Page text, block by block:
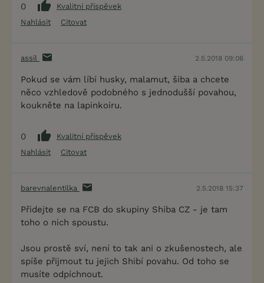
0
Kvalitní příspěvek
Nahlásit
Citovat
assil 2.5.2018 09:06
Pokud se vám líbí husky, malamut, šiba a chcete
něco vzhledově podobného s jednodušší povahou,
koukněte na lapinkoiru.
0
Kvalitní příspěvek
Nahlásit
Citovat
barevnalentilka 2.5.2018 15:37
Přidejte se na FCB do skupiny Shiba CZ - je tam
toho o nich spoustu.
Jsou prostě sví, není to tak ani o zkušenostech, ale
spíše přijmout tu jejich Shibí povahu. Od toho se
musíte odpíchnout.